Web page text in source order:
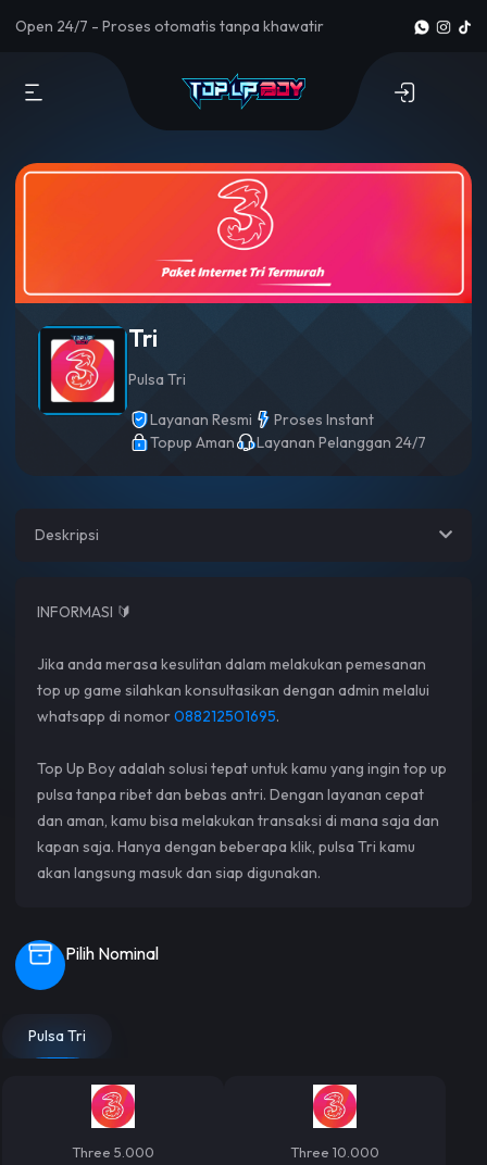
Open 24/7 - Proses otomatis tanpa khawatir
Tri
Pulsa Tri
Layanan Resmi
Proses Instant
Topup Aman
Layanan Pelanggan 24/7
Deskripsi
INFORMASI 🔰
Jika anda merasa kesulitan dalam melakukan pemesanan
top up game silahkan konsultasikan dengan admin melalui
whatsapp di nomor088212501695.
Top Up Boy adalah solusi tepat untuk kamu yang ingin top up
pulsa tanpa ribet dan bebas antri. Dengan layanan cepat
dan aman, kamu bisa melakukan transaksi di mana saja dan
kapan saja. Hanya dengan beberapa klik, pulsa Tri kamu
akan langsung masuk dan siap digunakan.
Pilih Nominal
Pulsa Tri
Three 5.000 Three 10.000